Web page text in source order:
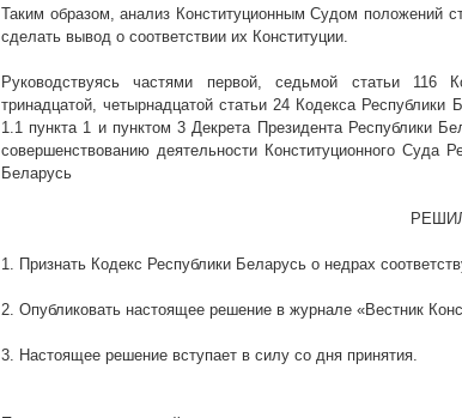
Таким образом, анализ Конституционным Судом положений
сделать вывод о соответствии их Конституции.
Руководствуясь частями первой, седьмой статьи 116
тринадцатой, четырнадцатой статьи 24 Кодекса
1.1 пункта 1 и пунктом 3 Декрета Президента Республики
совершенствованию деятельности Конституционного Суда
Беларусь
1. Признать Кодекс Республики Беларусь о недрах
2. Опубликовать настоящее решение в журнале «Вестник
3. Настоящее решение вступает в силу со дня принятия.